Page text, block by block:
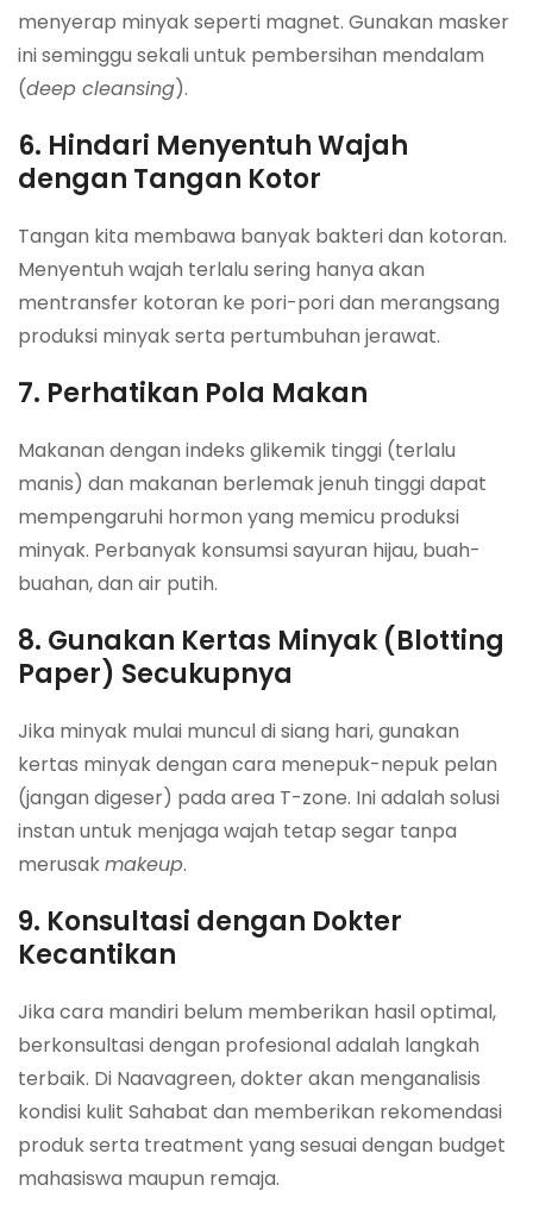
menyerap minyak seperti magnet. Gunakan masker
ini seminggu sekali untuk pembersihan mendalam
(deep cleansing).
6. Hindari Menyentuh Wajah
dengan Tangan Kotor
Tangan kita membawa banyak bakteri dan kotoran.
Menyentuh wajah terlalu sering hanya akan
mentransfer kotoran ke pori-pori dan merangsang
produksi minyak serta pertumbuhan jerawat.
7. Perhatikan Pola Makan
Makanan dengan indeks glikemik tinggi (terlalu
manis) dan makanan berlemak jenuh tinggi dapat
mempengaruhi hormon yang memicu produksi
minyak. Perbanyak konsumsi sayuran hijau, buah-
buahan, dan air putih.
8. Gunakan Kertas Minyak (Blotting
Paper) Secukupnya
Jika minyak mulai muncul di siang hari, gunakan
kertas minyak dengan cara menepuk-nepuk pelan
(jangan digeser) pada area T-zone. Ini adalah solusi
instan untuk menjaga wajah tetap segar tanpa
merusakmakeup.
9. Konsultasi dengan Dokter
Kecantikan
Jika cara mandiri belum memberikan hasil optimal,
berkonsultasi dengan profesional adalah langkah
terbaik. Di Naavagreen, dokter akan menganalisis
kondisi kulit Sahabat dan memberikan rekomendasi
produk serta treatment yang sesuai dengan budget
mahasiswa maupun remaja.